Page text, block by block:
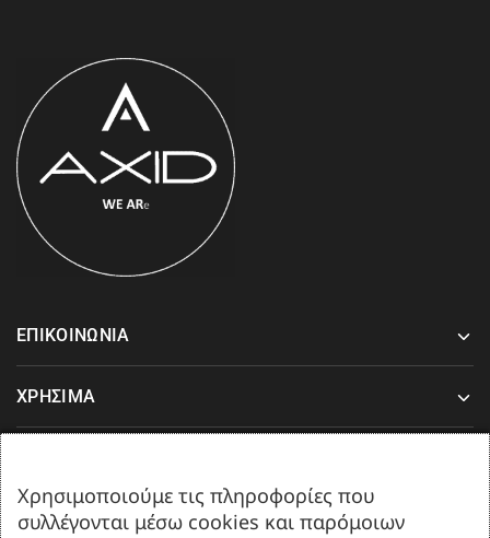
ΕΠΙΚΟΙΝΩΝΙΑ
ΧΡΗΣΙΜΑ
Δευτέρα-Παρασκευή 08:00-17:00
Χρησιμοποιούμε τις πληροφορίες που
συλλέγονται μέσω cookies και παρόμοιων